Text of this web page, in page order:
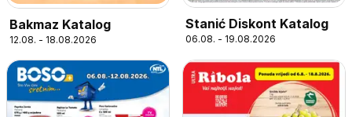
Bakmaz Katalog
12.08. - 18.08.2026
Stanić Diskont Katalog
06.08. - 19.08.2026